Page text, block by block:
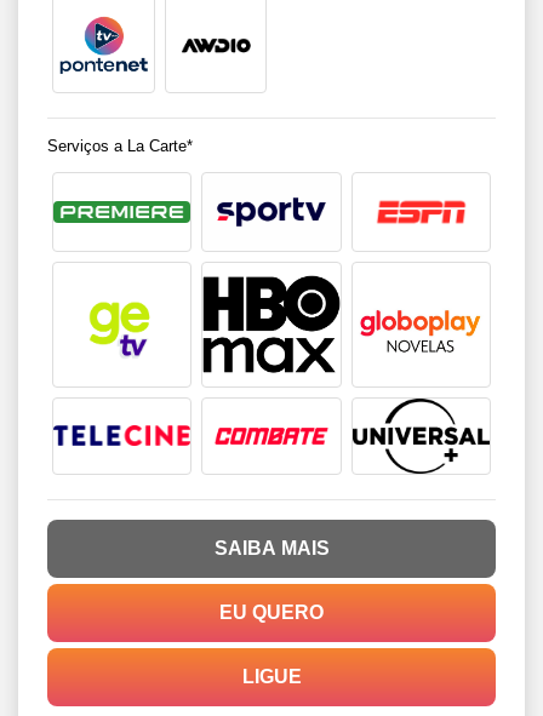
Serviços a La Carte*
SAIBA MAIS
EU QUERO
LIGUE